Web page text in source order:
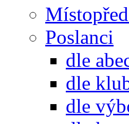
Poslanci
dle
dle
dle